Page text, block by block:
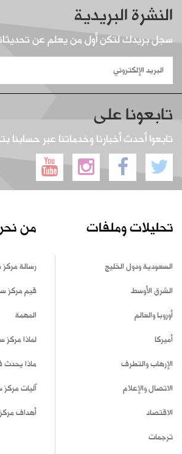
النشرة البريدية
سجل بريدك لتكن أول من يعلم عن
تابعونا على
تابعوا أحدث أخبارنا وخدماتنا عبر حسابنا
تحليلات وملفات
السعودية ودول الخليج
الشرق الأوسط
أوروبا والعالم
أميركا
الإرهاب والتطرف
الاتصال والإعلام
الاقتصاد
ترجمات
من
رسالة
قيم مركز
المهمة
لماذا
ماذا يحدث
آليات
أهداف